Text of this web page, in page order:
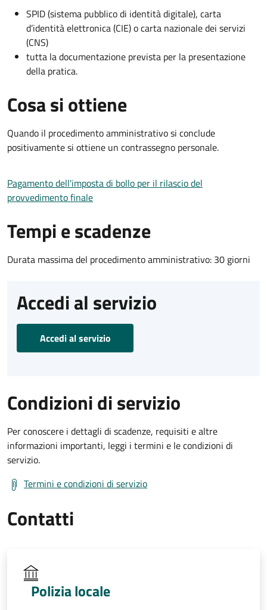
SPID (sistema pubblico di identità digitale), carta
d’identità elettronica (CIE) o carta nazionale dei servizi
(CNS)
tutta la documentazione prevista per la presentazione
della pratica.
Cosa si ottiene
Quando il procedimento amministrativo si conclude
positivamente si ottiene un contrassegno personale.
Pagamento dell'imposta di bollo per il rilascio del
provvedimento finale
Tempi e scadenze
Durata massima del procedimento amministrativo: 30 giorni
Accedi al servizio
Accedi al servizio
Condizioni di servizio
Per conoscere i dettagli di scadenze, requisiti e altre
informazioni importanti, leggi i termini e le condizioni di
servizio.
Termini e condizioni di servizio
Contatti
Polizia locale